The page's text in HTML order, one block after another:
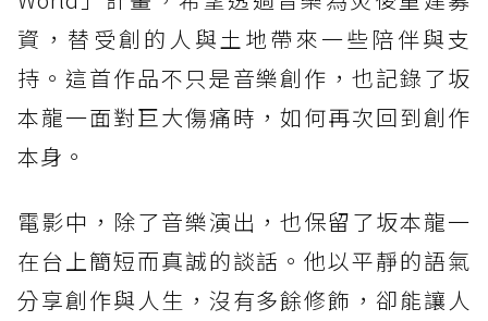
資，替受創的人與土地帶來一些陪伴與支
持。這首作品不只是音樂創作，也記錄了坂
本龍一面對巨大傷痛時，如何再次回到創作
本身。
電影中，除了音樂演出，也保留了坂本龍一
在台上簡短而真誠的談話。他以平靜的語氣
分享創作與人生，沒有多餘修飾，卻能讓人